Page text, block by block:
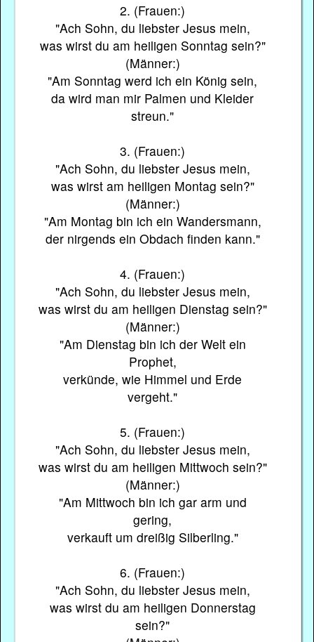
2. (Frauen:)
"Ach Sohn, du liebster Jesus mein,
was wirst du am heiligen Sonntag sein?"
(Männer:)
"Am Sonntag werd ich ein König sein,
da wird man mir Palmen und Kleider
streun."
3. (Frauen:)
"Ach Sohn, du liebster Jesus mein,
was wirst am heiligen Montag sein?"
(Männer:)
"Am Montag bin ich ein Wandersmann,
der nirgends ein Obdach finden kann."
4. (Frauen:)
"Ach Sohn, du liebster Jesus mein,
was wirst du am heiligen Dienstag sein?"
(Männer:)
"Am Dienstag bin ich der Welt ein
Prophet,
verkünde, wie Himmel und Erde
vergeht."
5. (Frauen:)
"Ach Sohn, du liebster Jesus mein,
was wirst du am heiligen Mittwoch sein?"
(Männer:)
"Am Mittwoch bin ich gar arm und
gering,
verkauft um dreißig Silberling."
6. (Frauen:)
"Ach Sohn, du liebster Jesus mein,
was wirst du am heiligen Donnerstag
sein?"